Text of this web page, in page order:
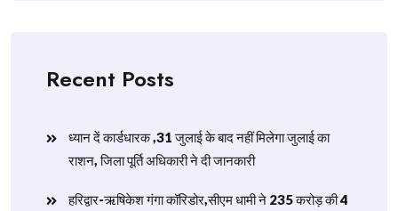
Recent Posts
ध्यान दें कार्डधारक ,31 जुलाई के बाद नहीं मिलेगा जुलाई का
राशन, जिला पूर्ति अधिकारी ने दी जानकारी
हरिद्वार-ऋषिकेश गंगा कॉरिडोर,सीएम धामी ने 235 करोड़ की 4